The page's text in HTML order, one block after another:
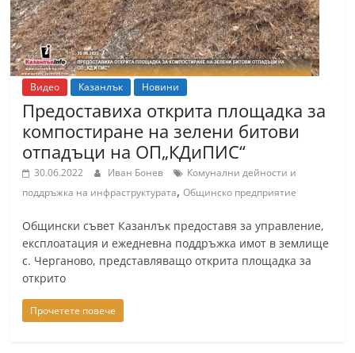
r
y
-
k
a
z
a
n
l
k
.
o
m
Видео Казанлък Новини
Предоставиха открита площадка за
компостиране на зелени битови
отпадъци на ОП„КДиПИС“
30.06.2022 Иван Бонев
Комунални дейности и
поддръжка на инфраструктурата,Общинско предприятие
Общински съвет Казанлък предоставя за управление,
експлоатация и ежедневна поддръжка имот в землище
с. Черганово, представляващо открита площадка за
открито
Прочетете повече